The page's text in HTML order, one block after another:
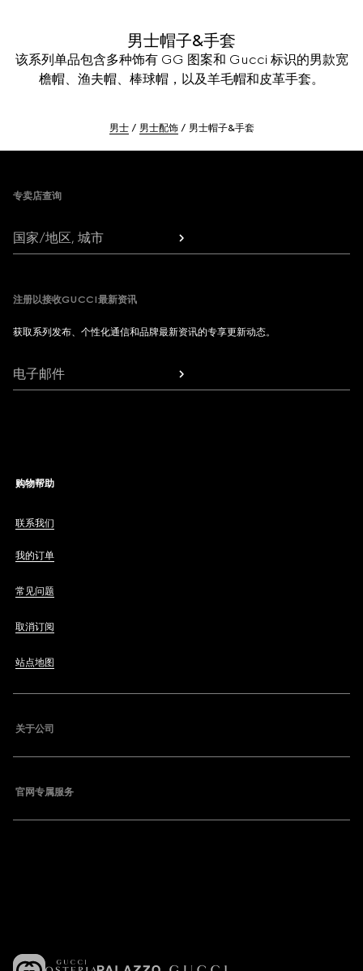
男士帽子&手套
该系列单品包含多种饰有 GG 图案和 Gucci 标识的男款宽
檐帽、渔夫帽、棒球帽，以及羊毛帽和皮革手套。
男士 男士配饰 男士帽子&手套
专卖店查询
国家/地区, 城市
注册以接收GUCCI最新资讯
获取系列发布、个性化通信和品牌最新资讯的专享更新动态。
电子邮件
购物帮助
联系我们
我的订单
常见问题
取消订阅
站点地图
关于公司
官网专属服务